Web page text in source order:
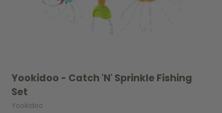
Yookidoo - Catch 'N' Sprinkle Fishing
Set
Yookidoo